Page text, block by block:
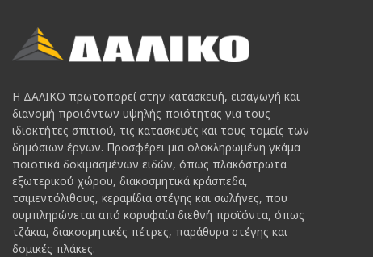
Η ΔΑΛΙΚΟ πρωτοπορεί στην κατασκευή, εισαγωγή και
διανομή προϊόντων υψηλής ποιότητας για τους
ιδιοκτήτες σπιτιού, τις κατασκευές και τους τομείς των
δημόσιων έργων. Προσφέρει μια ολοκληρωμένη γκάμα
ποιοτικά δοκιμασμένων ειδών, όπως πλακόστρωτα
εξωτερικού χώρου, διακοσμητικά κράσπεδα,
τσιμεντόλιθους, κεραμίδια στέγης και σωλήνες, που
συμπληρώνεται από κορυφαία διεθνή προϊόντα, όπως
τζάκια, διακοσμητικές πέτρες, παράθυρα στέγης και
δομικές πλάκες.